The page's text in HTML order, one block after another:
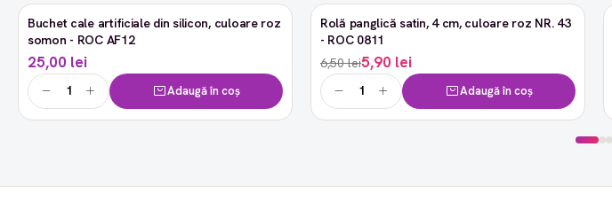
Buchet cale artificiale din silicon, culoare roz
somon - ROC AF12
25,00 lei
Adaugă în coș
-9%
Rolă panglică satin, 4 cm, culoare roz NR. 43
- ROC 0811
6,50 lei5,90 lei
Adaugă în coș